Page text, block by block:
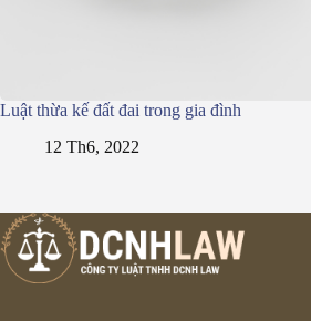
Luật thừa kế đất đai trong gia đình
12 Th6, 2022